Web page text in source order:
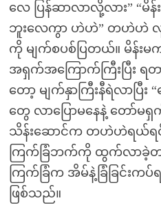
လေ ပြန်ဆာလာလို့လား” “
ဘူးလေကွာ ဟဲဟဲ” တဟဲဟဲ လုပ်ရ
ကို မျက်စပစ်ပြတယ်။ မိန်
အရှက်အကြောက်ကြီးပြီး ရ
တော့ မျက်နှာကြီးနီရဲလာပြီ
တွေ လာပြောမနေနဲ့ တော်
သိန်းဆောင်က တဟဲဟဲရယ်ရင်
ကြက်ခြံဘက်ကို ထွက်လာခဲ့တ
ကြက်ခြံက အိမ်နဲ့ခြံခြင်းက
ဖြစ်သည်။